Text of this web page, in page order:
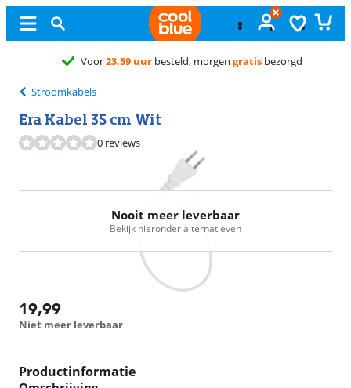
Voor23.59 uurbesteld, morgen gratisbezorgd
Stroomkabels
Era Kabel 35 cm Wit
0 reviews
Nooit meer leverbaar
Bekijk hieronder alternatieven
19,99
Niet meer leverbaar
Productinformatie